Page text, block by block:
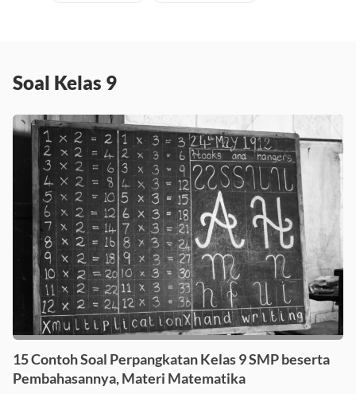
Soal Kelas 9
15 Contoh Soal Perpangkatan Kelas 9 SMP beserta
Pembahasannya, Materi Matematika